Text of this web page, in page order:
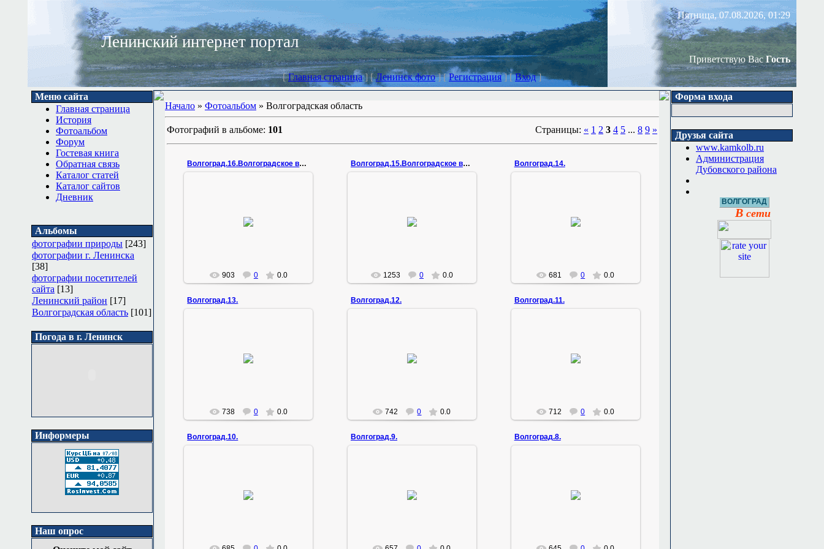
Ленинский интернет портал
Пятница, 07.08.2026, 01:29
Приветствую ВасГость
[Главная страница] [Ленинск фото] [Регистрация] [Вход]
Меню сайта
Главная страница
История
Фотоальбом
Форум
Гостевая книга
Обратная связь
Каталог статей
Каталог сайтов
Дневник
Альбомы
фотографии природы [243]
фотографии г. Ленинска
[38]
фотографии посетителей
сайта [13]
Ленинский район [17]
Волгоградская область [101]
Погода в г. Ленинск
Информеры
Наш опрос
Начало » Фотоальбом » Волгоградская область
Фотографий в альбоме: 101 Страницы: « 1 2 3 4 5 ... 8 9 »
Волгоград.16.Волгоградское водохранилище.
конец сентября
903 0 0.0
Волгоград.15.Волгоградское водохранилище.
конец сентября
1253 0 0.0
Волгоград.14.
конец сентября
681 0 0.0
Волгоград.13.
конец сентября
738 0 0.0
Волгоград.12.
конец сентября
742 0 0.0
Волгоград.11.
конец сентября
712 0 0.0
Волгоград.10.
конец сентября
Волгоград.9.
конец сентября
Волгоград.8.
конец сентября
Форма входа
Друзья сайта
www.kamkolb.ru
Администрация
Дубовского района
ВОЛГОГРАД
В сети